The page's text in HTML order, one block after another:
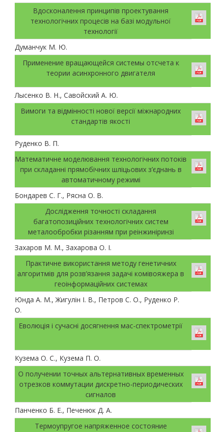
Вдосконалення принципів проектування
технологічних процесів на базі модульної
технології
Думанчук М. Ю.
Применение вращающейся системы отсчета к
теории асинхронного двигателя
Лысенко В. Н., Савойский А. Ю.
Вимоги та відмінності нової версії міжнародних
стандартів якості
Руденко В. П.
Математичне моделювання технологічних потоків
при складанні прямобічних шліцьових з’єднань в
автоматичному режимі
Бондарев С. Г., Рясна О. В.
Дослідження точності складання
багатопозиційних технологічних систем
металообробки різанням при реінжиніринзі
Захаров М. М., Захарова О. І.
Практичне використання методу генетичних
алгоритмів для розв’язання задачі комівояжера в
геоінформаційних системах
Юнда А. М., Жигулін І. В., Петров С. О., Руденко Р.
О.
Еволюція і сучасні досягнення мас-спектрометрії
Кузема О. С., Кузема П. О.
О получении точных альтернативных временных
отрезков коммутации дискретно-периодических
сигналов
Панченко Б. Е., Печенюк Д. А.
Термоупругое напряженное состояние